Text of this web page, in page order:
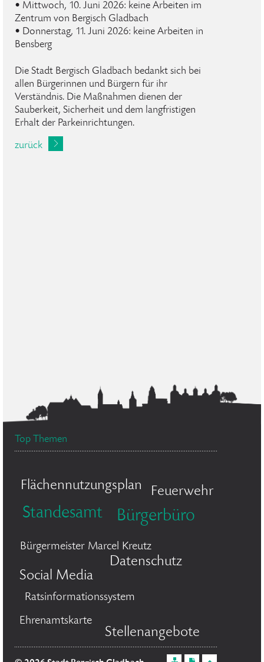
• Mittwoch, 10. Juni 2026: keine Arbeiten im
Zentrum von Bergisch Gladbach
• Donnerstag, 11. Juni 2026: keine Arbeiten in
Bensberg
Die Stadt Bergisch Gladbach bedankt sich bei
allen Bürgerinnen und Bürgern für ihr
Verständnis. Die Maßnahmen dienen der
Sauberkeit, Sicherheit und dem langfristigen
Erhalt der Parkeinrichtungen.
zurück
Top Themen
Flächennutzungsplan Feuerwehr
Standesamt Bürgerbüro
Bürgermeister Marcel Kreutz
Social Media
Datenschutz
Ratsinformationssystem
Ehrenamtskarte
Stellenangebote